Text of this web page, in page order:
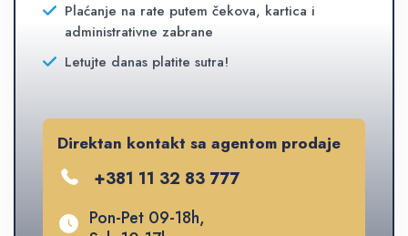
Plaćanje na rate putem čekova, kartica i
administrativne zabrane
Letujte danas platite sutra!
Direktan kontakt sa agentom prodaje
+381 11 32 83 777
Pon-Pet 09-18h,